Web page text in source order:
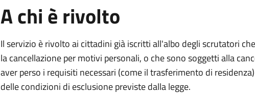
A chi è rivolto
Il servizio è rivolto ai cittadini già iscritti all'albo degli scrutatori
la cancellazione per motivi personali, o che sono soggetti alla
aver perso i requisiti necessari (come il trasferimento di
delle condizioni di esclusione previste dalla legge.